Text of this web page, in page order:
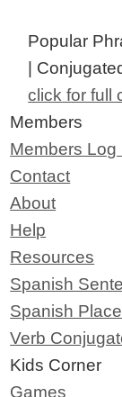
Popular
|
click for full
Members
Members Log
Contact
About
Help
Resources
Spanish
Spanish
Verb
Kids Corner
Games